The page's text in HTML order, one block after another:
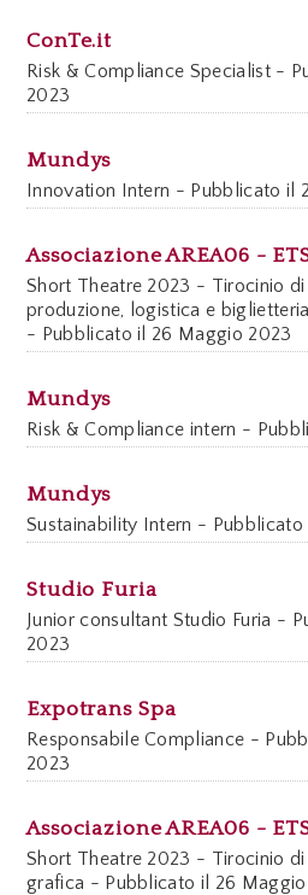
ConTe.it
Risk & Compliance Specialist -
2023
Mundys
Innovation Intern - Pubblicato il
Associazione AREA06 -
Short Theatre 2023 - Tirocinio di
produzione, logistica e
- Pubblicato il 26 Maggio 2023
Mundys
Risk & Compliance intern -
Mundys
Sustainability Intern -
Studio Furia
Junior consultant Studio Furia -
2023
Expotrans Spa
Responsabile Compliance -
2023
Associazione AREA06 -
Short Theatre 2023 - Tirocinio di
grafica - Pubblicato il 26